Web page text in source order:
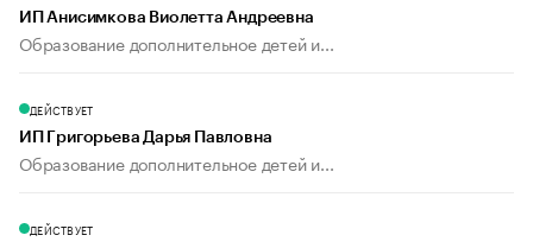
ИП Анисимкова Виолетта Андреевна
Образование дополнительное детей и...
ДЕЙСТВУЕТ
ИП Григорьева Дарья Павловна
Образование дополнительное детей и...
ДЕЙСТВУЕТ